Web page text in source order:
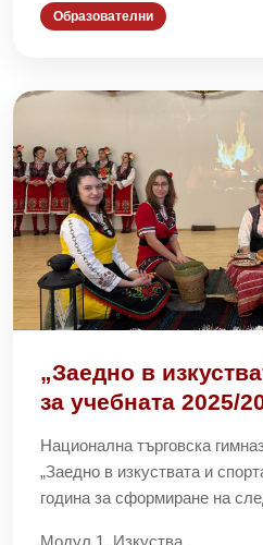
Образователни
„Заедно в
за учебната 2025/
Национална търговска
„Заедно в изкуствата и
година за сформиране на
Модул 1. Изкуства